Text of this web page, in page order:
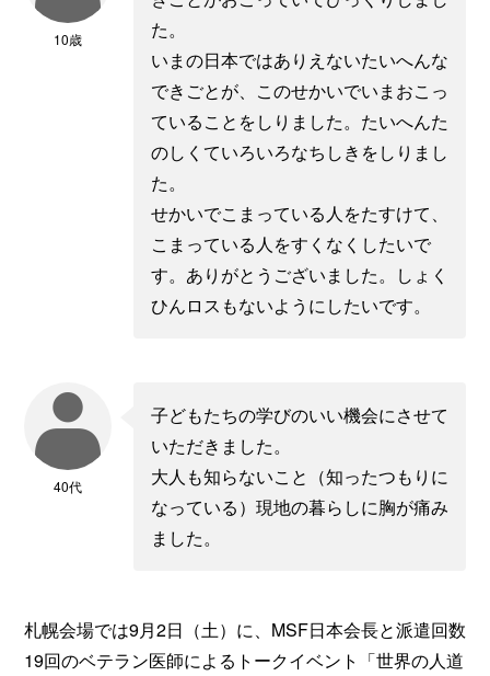
10歳
た。
いまの日本ではありえないたいへんな
できごとが、このせかいでいまおこっ
ていることをしりました。たいへんた
のしくていろいろなちしきをしりまし
た。
せかいでこまっている人をたすけて、
こまっている人をすくなくしたいで
す。ありがとうございました。しょく
ひんロスもないようにしたいです。
40代
子どもたちの学びのいい機会にさせて
いただきました。
大人も知らないこと（知ったつもりに
なっている）現地の暮らしに胸が痛み
ました。
札幌会場では9月2日（土）に、MSF日本会長と派遣回数
19回のベテラン医師によるトークイベント「世界の人道